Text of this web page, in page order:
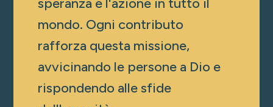
speranza e l'azione in tutto il
mondo. Ogni contributo
rafforza questa missione,
avvicinando le persone a Dio e
rispondendo alle sfide